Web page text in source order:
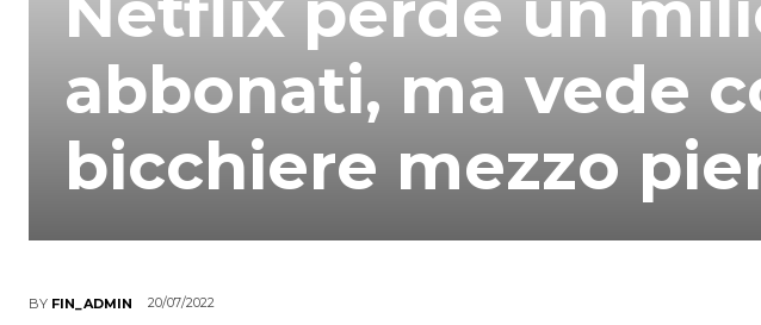
abbonati, ma vede
bicchiere mezzo
BY FIN_ADMIN 20/07/2022